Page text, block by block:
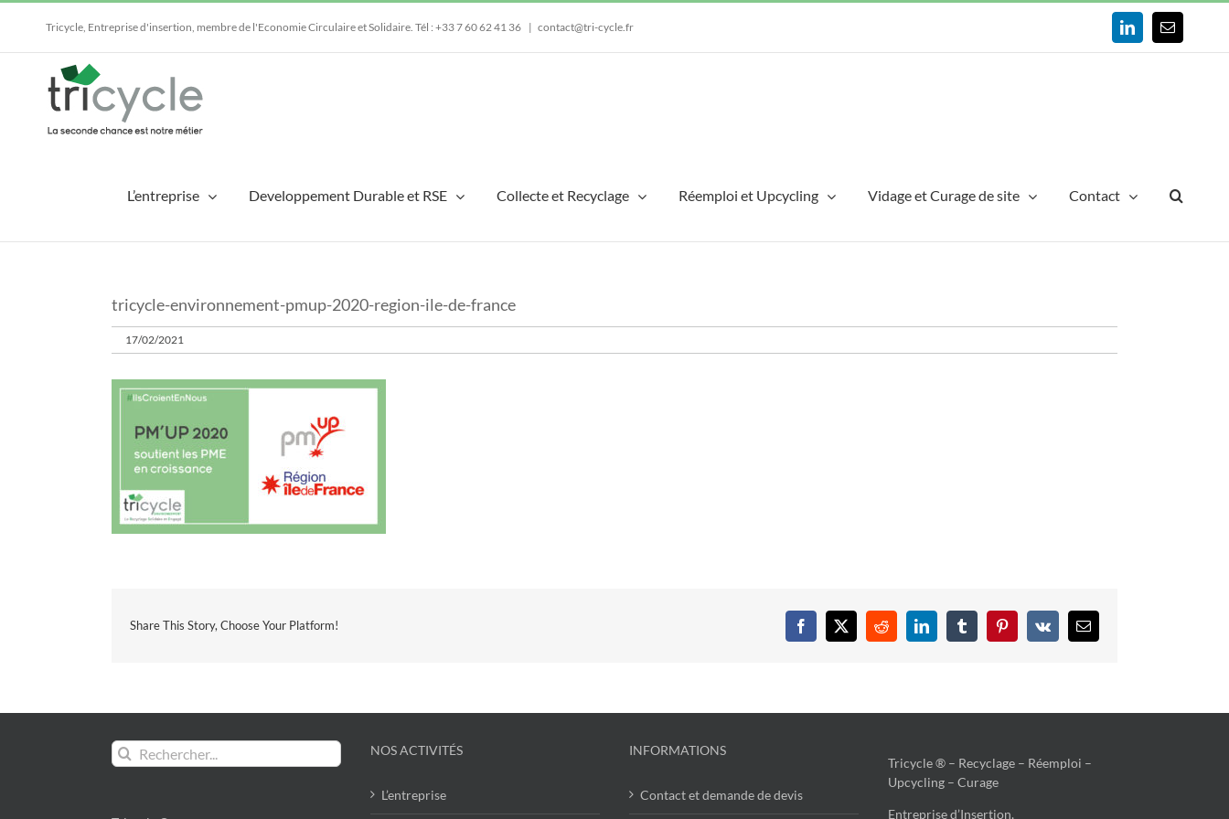
Tricycle, Entreprise d'insertion, membre de l'Economie Circulaire et Solidaire. Tél : +33 7 60 62 41 36 | contact@tri-cycle.fr LinkedInEmail
L’entreprise Developpement Durable et RSE Collecte et Recyclage Réemploi et Upcycling Vidage et Curage de site Contact
tricycle-environnement-pmup-2020-region-ile-de-france
17/02/2021
Share This Story, Choose Your Platform! Facebook
X RedditLinkedInTumblrPinterest
Vk Email
Rechercher: NOS ACTIVITÉS
L’entreprise
INFORMATIONS
Contact et demande de devis
Tricycle ® – Recyclage – Réemploi –
Upcycling – Curage
Entreprise d’Insertion,